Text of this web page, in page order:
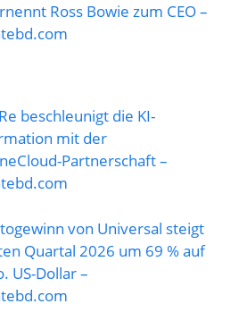
Ross Bowie zum CEO –
beschleunigt die KI-
mit der
Partnerschaft –
von Universal steigt
Quartal 2026 um 69 % auf
US-Dollar –